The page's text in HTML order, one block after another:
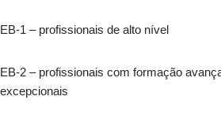
EB-1 – profissionais de alto nível
EB-2 – profissionais com formação
excepcionais